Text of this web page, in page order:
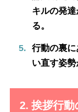
キルの発
る。
行動の裏
い直す姿勢
2. 挨拶行